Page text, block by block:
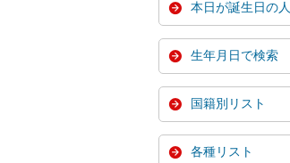
本日が誕生日の人
生年月日で検索
国籍別リスト
各種リスト